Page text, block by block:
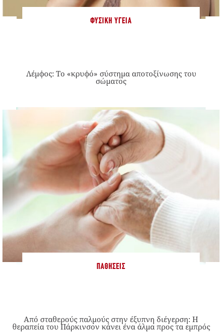
ΦΥΣΙΚΉ ΥΓΕΊΑ
Λέμφος: Το «κρυφό» σύστημα αποτοξίνωσης του
σώματος
ΠΑΘΉΣΕΙΣ
Από σταθερούς παλμούς στην έξυπνη διέγερση: Η
θεραπεία του Πάρκινσον κάνει ένα άλμα προς τα εμπρός